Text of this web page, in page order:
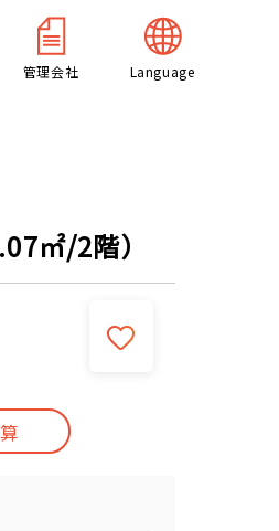
管理会社 Language
㎡/2階）